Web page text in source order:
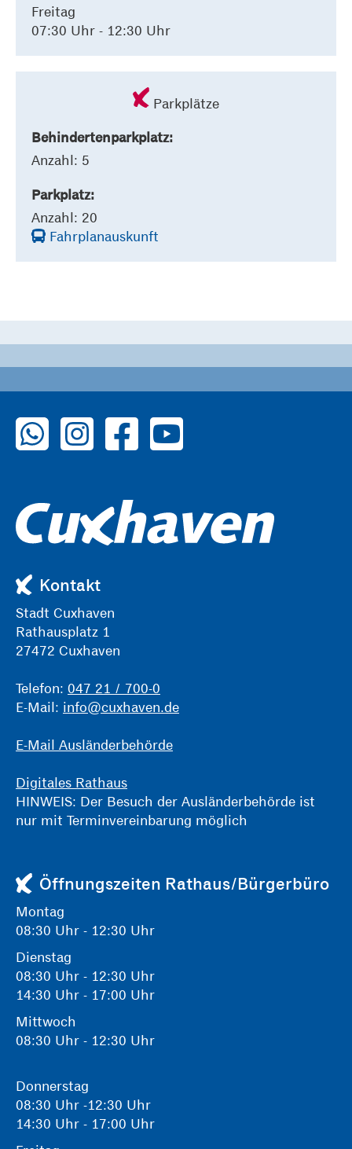
Freitag
07:30 Uhr - 12:30 Uhr
Parkplätze
Behindertenparkplatz:
Anzahl: 5
Parkplatz:
Anzahl: 20
Fahrplanauskunft
zu WhatsAppzu Instagramzu Facebook
zu YouTube
Kontakt
Stadt Cuxhaven
Rathausplatz 1
27472 Cuxhaven
Telefon: 047 21 / 700-0
E-Mail: info@cuxhaven.de
E-Mail Ausländerbehörde
Digitales Rathaus
HINWEIS: Der Besuch der Ausländerbehörde ist
nur mit Terminvereinbarung möglich
Öffnungszeiten Rathaus/Bürgerbüro
Montag
08:30 Uhr - 12:30 Uhr
Dienstag
08:30 Uhr - 12:30 Uhr
14:30 Uhr - 17:00 Uhr
Mittwoch
08:30 Uhr - 12:30 Uhr
Donnerstag
08:30 Uhr -12:30 Uhr
14:30 Uhr - 17:00 Uhr